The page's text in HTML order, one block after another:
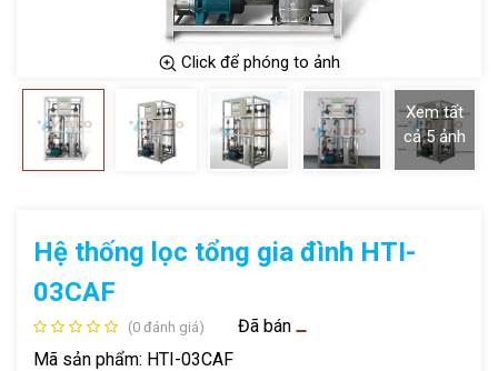
Click để phóng to ảnh
Xem tất
cả5 ảnh
Hệ thống lọc tổng gia đình HTI-
03CAF
(0 đánh giá)
Đã bán
Mã sản phẩm: HTI-03CAF